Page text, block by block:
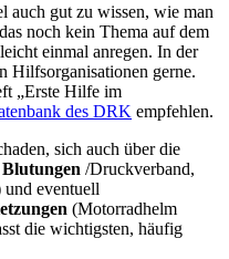
auch gut zu wissen, wie man
noch kein Thema auf dem
einmal anregen. In der
Hilfsorganisationen gerne.
„Erste Hilfe im
des DRK empfehlen.
sich auch über die
Blutungen /Druckverband,
und eventuell
(Motorradhelm
die wichtigsten, häufig